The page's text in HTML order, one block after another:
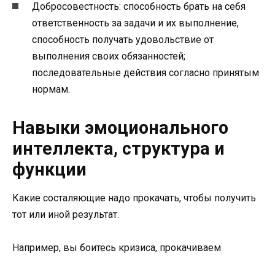
Добросовестность: способность брать на себя
ответственность за задачи и их выполнение,
способность получать удовольствие от
выполнения своих обязанностей;
последовательные действия согласно принятым
нормам.
Навыки эмоционального
интеллекта, структура и
функции
Какие состаляющие надо прокачать, чтобы получить
тот или иной результат.
Например, вы боитесь кризиса, прокачиваем